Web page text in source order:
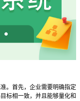
。首先，企业需要明确指定
标相一致，并且能够量化和